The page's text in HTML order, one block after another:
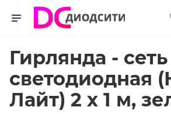
Гирлянда - сеть
светодиодная
Лайт) 2 х 1 м,